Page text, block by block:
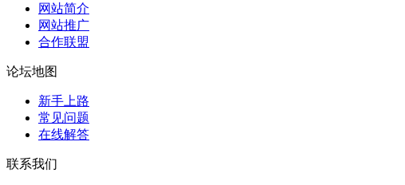
网站简介
网站推广
合作联盟
论坛地图
新手上路
常见问题
在线解答
联系我们